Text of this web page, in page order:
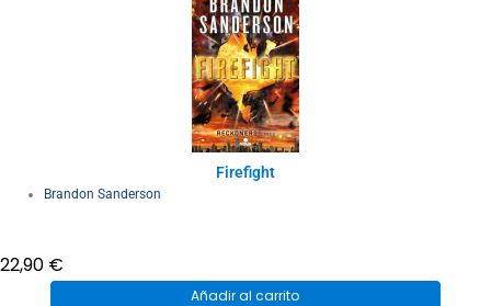
Firefight
Brandon Sanderson
22,90 €
Añadir al carrito